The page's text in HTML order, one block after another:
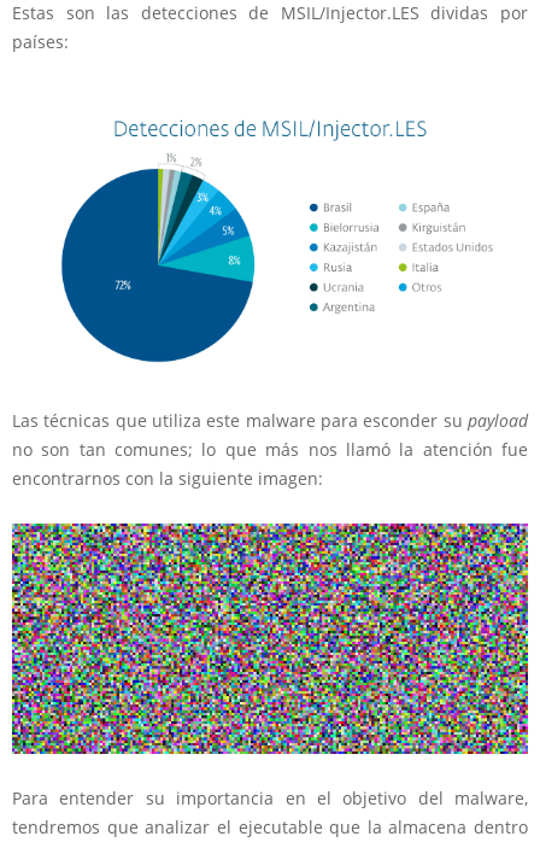
Estas son las detecciones de MSIL/Injector.LES dividas por
países:
Las técnicas que utiliza este malware para esconder su payload
no son tan comunes; lo que más nos llamó la atención fue
encontrarnos con la siguiente imagen:
Para entender su importancia en el objetivo del malware,
tendremos que analizar el ejecutable que la almacena dentro